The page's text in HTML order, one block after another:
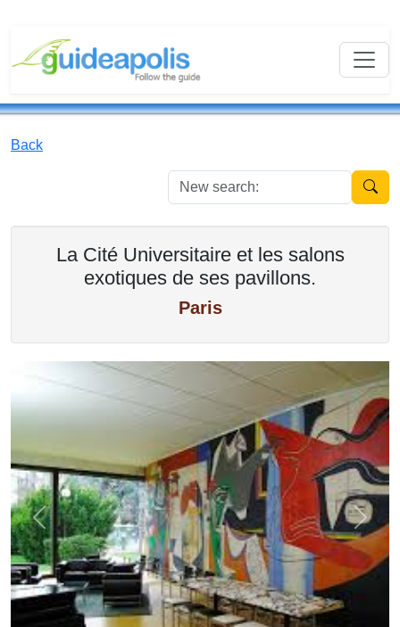
Back
New
La Cité Universitaire et les salons
exotiques de ses pavillons.
Paris
Previous Next